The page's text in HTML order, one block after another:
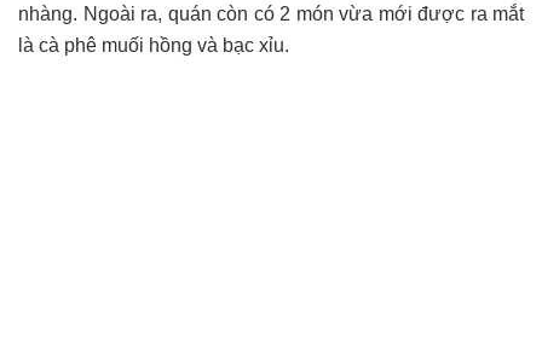
nhàng. Ngoài ra, quán còn có 2 món vừa mới được ra mắt
là cà phê muối hồng và bạc xỉu.